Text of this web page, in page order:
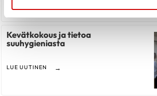
Kevätkokous ja tietoa
suuhygieniasta
LUE UUTINEN